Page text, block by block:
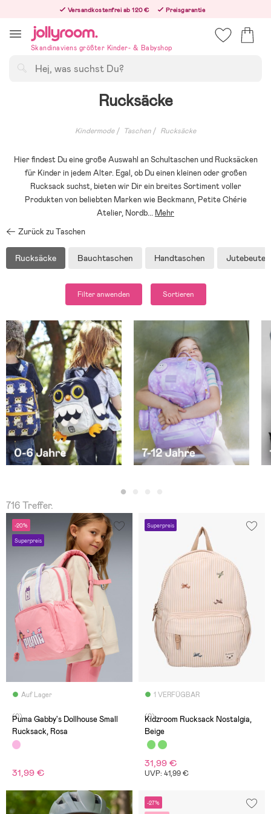
innehållet
Versandkostenfrei ab 120 €
Preisgarantie
Bestellungen, die nach 12:00 Uhr eingehen, werden am nächsten Werktag versandt!
Skandinaviens größter Kinder- & Babyshop
Rucksäcke
Kindermode Taschen Rucksäcke
Hier findest Du eine große Auswahl an Schultaschen und Rucksäcken
für Kinder in jedem Alter. Egal, ob Du einen kleinen oder großen
Rucksack suchst, bieten wir Dir ein breites Sortiment voller
Produkten von beliebten Marken wie Beckmann, Petite Chérie
Atelier, Nordb... Mehr
Zurück zu Taschen
Rucksäcke Bauchtaschen Handtaschen Jutebeutel
Filter anwenden Sortieren
716 Treffer.
-20%
Superpreis
Auf Lager
(0)
Puma Gabby's Dollhouse Small
Rucksack, Rosa
31,99 €
Superpreis
1 VERFÜGBAR
(0)
Kidzroom Rucksack Nostalgia,
Beige
31,99 €
UVP: 41,99 €
-27%